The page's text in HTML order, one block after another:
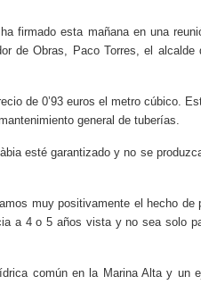
firmado esta mañana en una
de Obras, Paco Torres, el alcalde
de 0’93 euros el metro cúbico.
general de tuberías.
esté garantizado y no se
muy positivamente el hecho de
a 4 o 5 años vista y no sea solo
común en la Marina Alta y un